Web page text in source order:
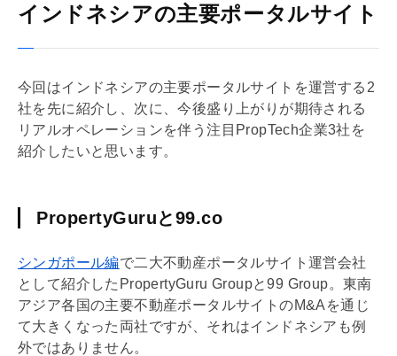
インドネシアの主要ポータルサイト
今回はインドネシアの主要ポータルサイトを運営する2
社を先に紹介し、次に、今後盛り上がりが期待される
リアルオペレーションを伴う注目PropTech企業3社を
紹介したいと思います。
PropertyGuruと99.co
シンガポール編で二大不動産ポータルサイト運営会社
として紹介したPropertyGuru Groupと99 Group。東南
アジア各国の主要不動産ポータルサイトのM&Aを通じ
て大きくなった両社ですが、それはインドネシアも例
外ではありません。